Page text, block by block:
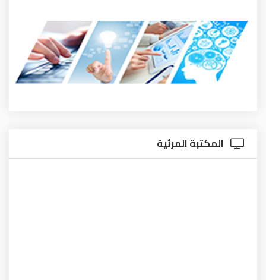
المكتبة المرئية